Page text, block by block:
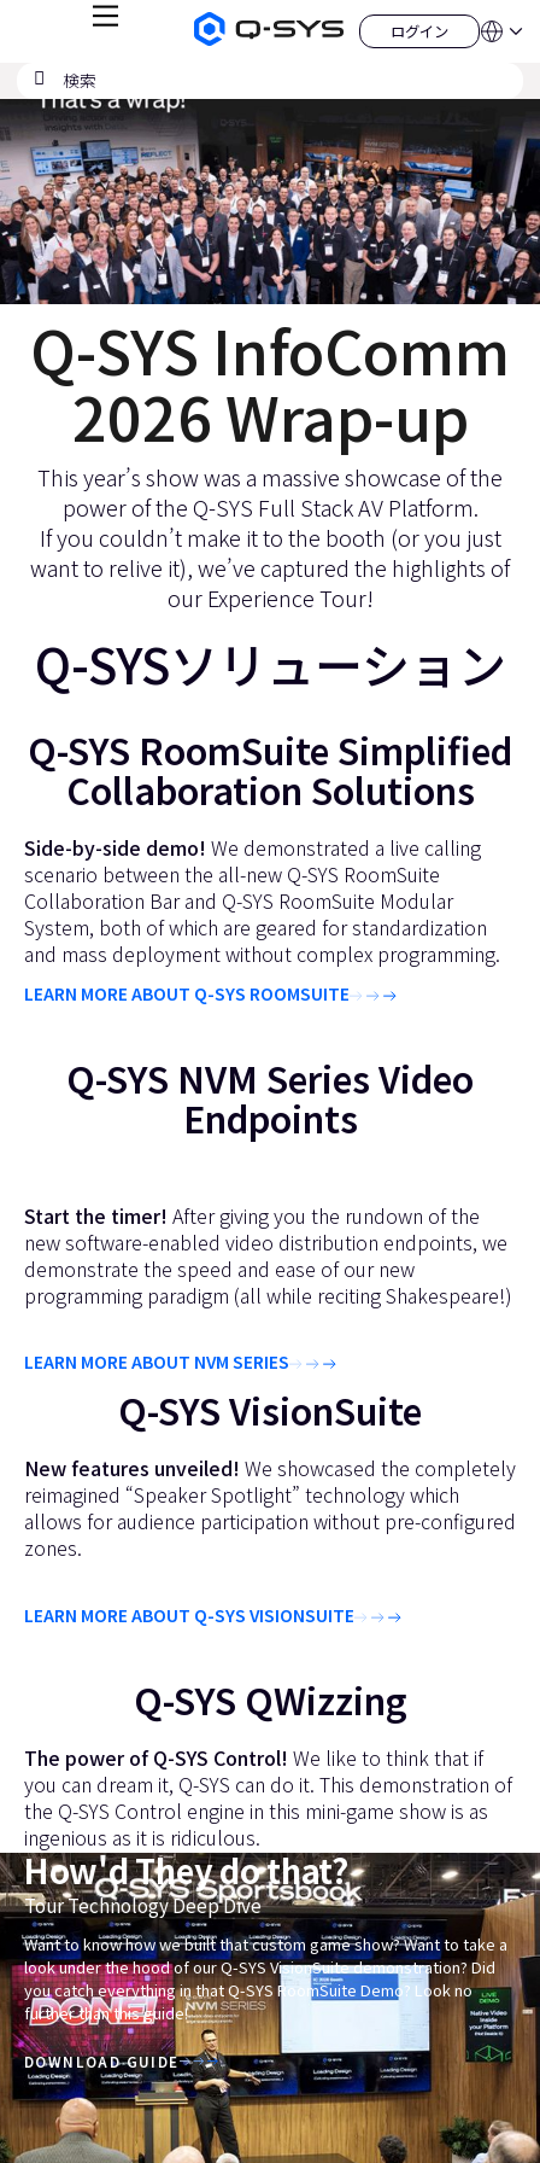
Q-
ー
デ
ィ
オ
製
品
ホ
ー
ム
ペ
ー
ジ
メ
ュ
ー
ログイン
ロ
グ
言
QSYS.com (English)
India (English)
Deutsch
Español
Français
日本語
한국어
China (中文)
索
の
送
信
在
の
ス
ラ
イ
ド：
Q-SYS InfoComm
2026 Wrap-up
This year’s show was a massive showcase of the
power of the Q-SYS Full Stack AV Platform.
If you couldn’t make it to the booth (or you just
want to relive it), we’ve captured the highlights of
our Experience Tour!
Q-SYSソリューション
Q-SYS RoomSuite Simplified
Collaboration Solutions
Side-by-side demo! We demonstrated a live calling
scenario between the all-new Q-SYS RoomSuite
Collaboration Bar and Q-SYS RoomSuite Modular
System, both of which are geared for standardization
and mass deployment without complex programming.
LEARN MORE ABOUT Q-SYS ROOMSUITE
Q-SYS NVM Series Video
Endpoints
Start the timer! After giving you the rundown of the
new software-enabled video distribution endpoints, we
demonstrate the speed and ease of our new
programming paradigm (all while reciting Shakespeare!)
LEARN MORE ABOUT NVM SERIES
Q-SYS VisionSuite
New features unveiled! We showcased the completely
reimagined “Speaker Spotlight” technology which
allows for audience participation without pre-configured
zones.
LEARN MORE ABOUT Q-SYS VISIONSUITE
Q-SYS QWizzing
The power of Q-SYS Control! We like to think that if
you can dream it, Q-SYS can do it. This demonstration of
the Q-SYS Control engine in this mini-game show is as
ingenious as it is ridiculous.
LEARN MORE ABOUT Q-SYS CONTROL
現
在
の
ス
ラ
イ
ド：
1
How'd They do that?
Want to know how we built that custom game show? Want to take a
look under the hood of our Q-SYS VisionSuite demonstration? Did
you catch everything in that Q-SYS RoomSuite Demo? Look no
further than this guide!
DOWNLOAD GUIDE